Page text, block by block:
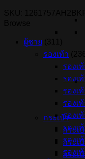
กระเป๋า
กระเ
กระเ
กระเ
ผู้ชาย
รองเท้า
รองเ
รองเ
รองเ
รองเ
รองเ
รองเ
รองเ
รองเ